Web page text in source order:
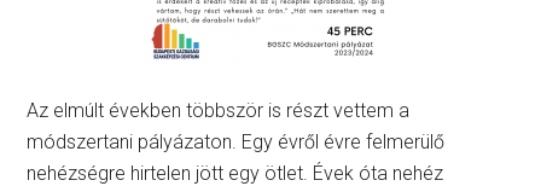
Az elmúlt években többször is részt vettem a
módszertani pályázaton. Egy évről évre felmerülő
nehézségre hirtelen jött egy ötlet. Évek óta nehéz